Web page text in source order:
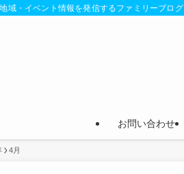
域・イベント情報を発信するファミリーブログ
お問い合わせ
4月